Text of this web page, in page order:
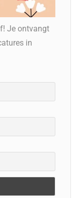
Je ontvangt
in